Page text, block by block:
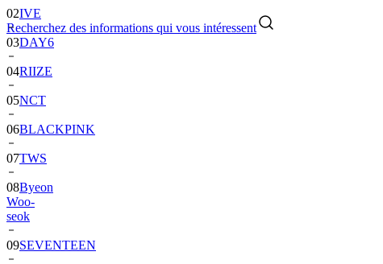
Recherchez des informations qui vous intéressent
02IVE
03DAY6
04RIIZE
05NCT
06BLACKPINK
07TWS
08Byeon
Woo-
seok
09SEVENTEEN